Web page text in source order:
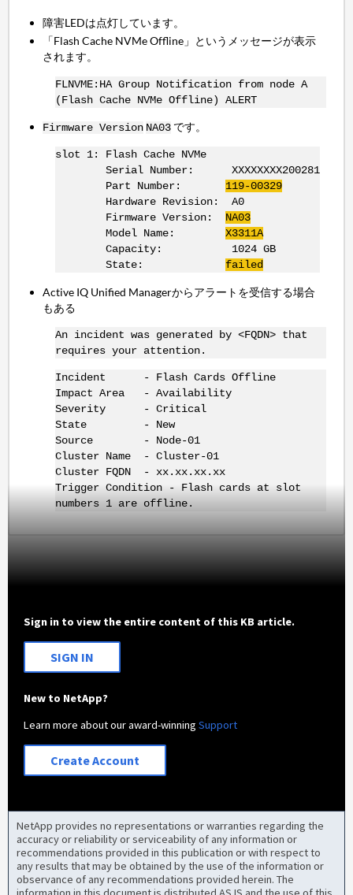
障害LEDは点灯しています。
「Flash Cache NVMe Offline」というメッセージが表示
されます。
FLNVME:HA Group Notification from node A
(Flash Cache NVMe Offline) ALERT
Firmware Version NA03 です。
slot 1: Flash Cache NVMe
Serial Number: XXXXXXXX200281
Part Number: 119-00329
Hardware Revision: A0
Firmware Version: NA03
Model Name: X3311A
Capacity: 1024 GB
State: failed
Active IQ Unified Managerからアラートを受信する場合
もある
An incident was generated by <FQDN> that
requires your attention.
Incident - Flash Cards Offline
Impact Area - Availability
Severity - Critical
State - New
Source - Node-01
Cluster Name - Cluster-01
Cluster FQDN - xx.xx.xx.xx
Trigger Condition - Flash cards at slot
numbers 1 are offline.
Sign in to view the entire content of this KB article.
SIGN IN
New to NetApp?
Learn more about our award-winningSupport
Create Account
NetApp provides no representations or warranties regarding the
accuracy or reliability or serviceability of any information or
recommendations provided in this publication or with respect to
any results that may be obtained by the use of the information or
observance of any recommendations provided herein. The